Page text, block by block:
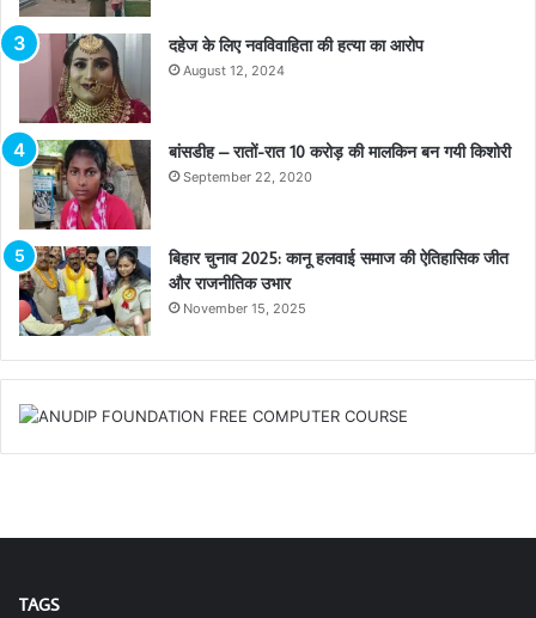
दहेज के लिए नवविवाहिता की हत्या का आरोप
August 12, 2024
बांसडीह – रातों-रात 10 करोड़ की मालकिन बन गयी किशोरी
September 22, 2020
बिहार चुनाव 2025: कानू हलवाई समाज की ऐतिहासिक जीत
और राजनीतिक उभार
November 15, 2025
TAGS